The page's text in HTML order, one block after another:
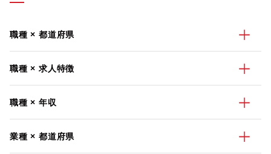
職種 × 都道府県
職種 × 求人特徴
職種 × 年収
業種 × 都道府県